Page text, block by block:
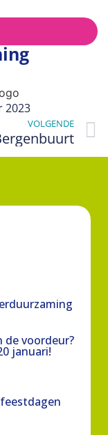
2023
VOLGENDE
voordeur?
januari!